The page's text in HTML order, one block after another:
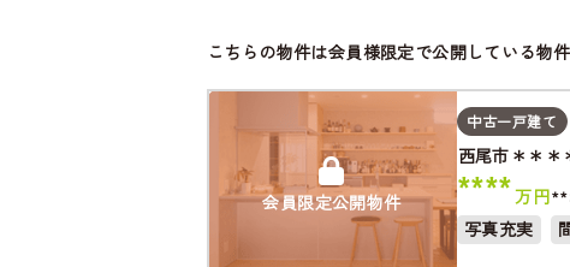
こちらの物件は会員様限定で公開している物
会員限定公開物件
中古一戸建て
西尾市＊＊＊
****万円**
写真充実